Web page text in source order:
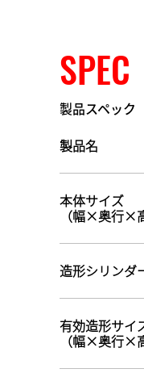
SPEC
製品スペック
製品名
本体サイズ
（幅×奥行×
造形シリンダ
有効造形サイ
（幅×奥行×